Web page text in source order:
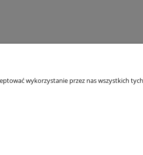
wykorzystanie przez nas wszystkich